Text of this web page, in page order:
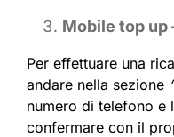
Mobile top
Per effettuare una
andare nella sezione
numero di telefono e
confermare con il